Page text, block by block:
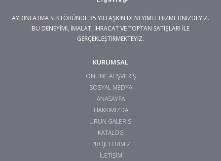
AYDINLATMA SEKTÖRÜNDE 35 YILI AŞKIN DENEYİMLE HİZMETİNİZDEYİZ.
BU DENEYİMİ, İMALAT, İHRACAT VE TOPTAN SATIŞLARI İLE
GERÇEKLEŞTİRMEKTEYİZ.
KURUMSAL
ONLINE ALIŞVERİŞ
SOSYAL MEDYA
ANASAYFA
HAKKIMIZDA
ÜRÜN GALERİSİ
KATALOG
PROJELERİMİZ
İLETİŞİM